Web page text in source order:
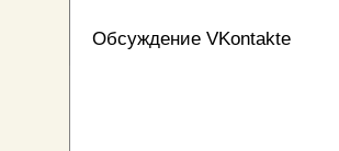
Обсуждение VKontakte